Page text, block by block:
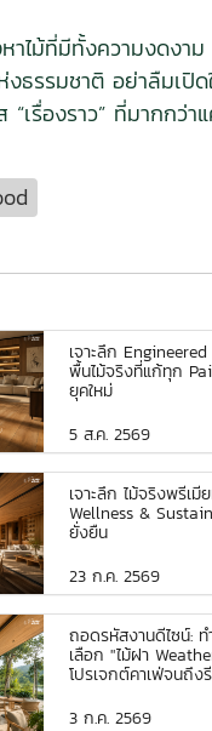
ไม้ที่มีทั้งความงดงาม
รรมชาติ อย่าลืมเปิดใ
เรื่องราว” ที่มากกว่า
เจาะลึก
พื้นไม้จริงที่แก้ทุก
ยุคใหม่
5 ส.ค. 2569
เจาะลึก ไม้จริงพรีเ
Wellness &
ยั่งยืน
23 ก.ค. 2569
ถอดรหัสงานดีไซน์:
เลือก "ไม้ฝา
โปรเจกต์คาเฟ่จนถึง
3 ก.ค. 2569